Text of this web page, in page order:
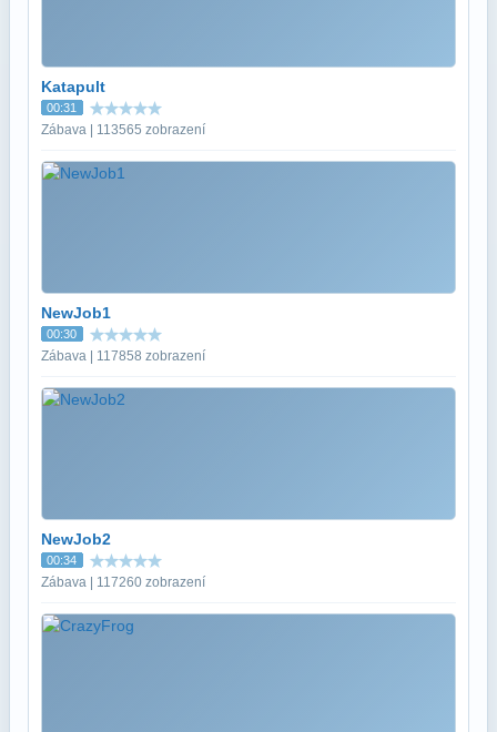
Katapult
00:31
Zábava | 113565 zobrazení
NewJob1
00:30
Zábava | 117858 zobrazení
NewJob2
00:34
Zábava | 117260 zobrazení